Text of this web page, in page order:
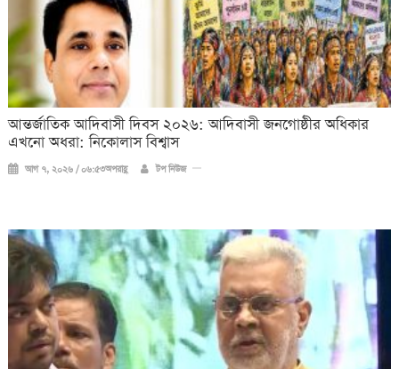
আন্তর্জাতিক আদিবাসী দিবস ২০২৬: আদিবাসী জনগোষ্ঠীর অধিকার
এখনো অধরা: নিকোলাস বিশ্বাস
আগ ৭, ২০২৬ / ০৬:৫৩অপরাহ্ণ টপ নিউজ